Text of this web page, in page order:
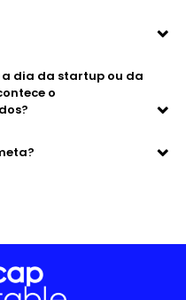
a dia da startup ou da
o